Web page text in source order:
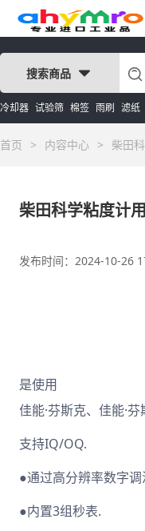
搜索商品
冷却器 试验筛 棉签 雨刷 滤纸
首页 > 内容中心 > 柴田
柴田科学粘度计
发布时间：2024-10-26
是使用
佳能·芬斯克、佳能·
支持IQ/OQ.
●通过高分辨率数字
●内置3组秒表.